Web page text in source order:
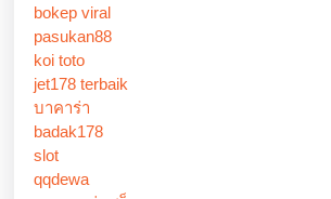
bokep viral
pasukan88
koi toto
jet178 terbaik
บาคาร่า
badak178
slot
qqdewa